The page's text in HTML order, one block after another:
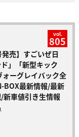
vol.
805
発売】すごいぜ日
」「新型キック
ォーグレイバック全
BOX最新情報/最新
新車値引き生情報